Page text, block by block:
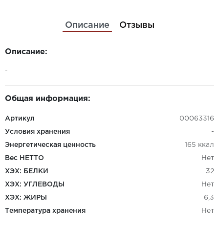
Описание Отзывы
Описание:
-
Общая информация:
Артикул 00063316
Условия хранения -
Энергетическая ценность 165 ккал
Вес НЕТТО Нет
ХЭХ: БЕЛКИ 32
ХЭХ: УГЛЕВОДЫ Нет
ХЭХ: ЖИРЫ 6,3
Температура хранения Нет